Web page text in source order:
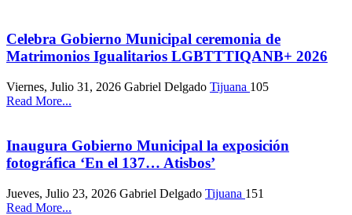
Celebra Gobierno Municipal ceremonia de
Matrimonios Igualitarios LGBTTTIQANB+ 2026
Viernes, Julio 31, 2026 Gabriel Delgado Tijuana 105
Read More...
Inaugura Gobierno Municipal la exposición
fotográfica ‘En el 137… Atisbos’
Jueves, Julio 23, 2026 Gabriel Delgado Tijuana 151
Read More...